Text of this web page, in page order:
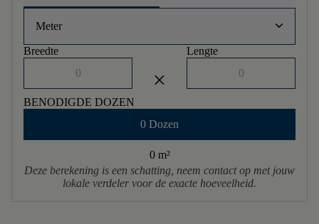
Meter keyboard_arrow_down
Breedte
close
Lengte
BENODIGDE DOZEN
0 Dozen
0 m²
Deze berekening is een schatting, neem contact op met jouw
lokale verdeler voor de exacte hoeveelheid.